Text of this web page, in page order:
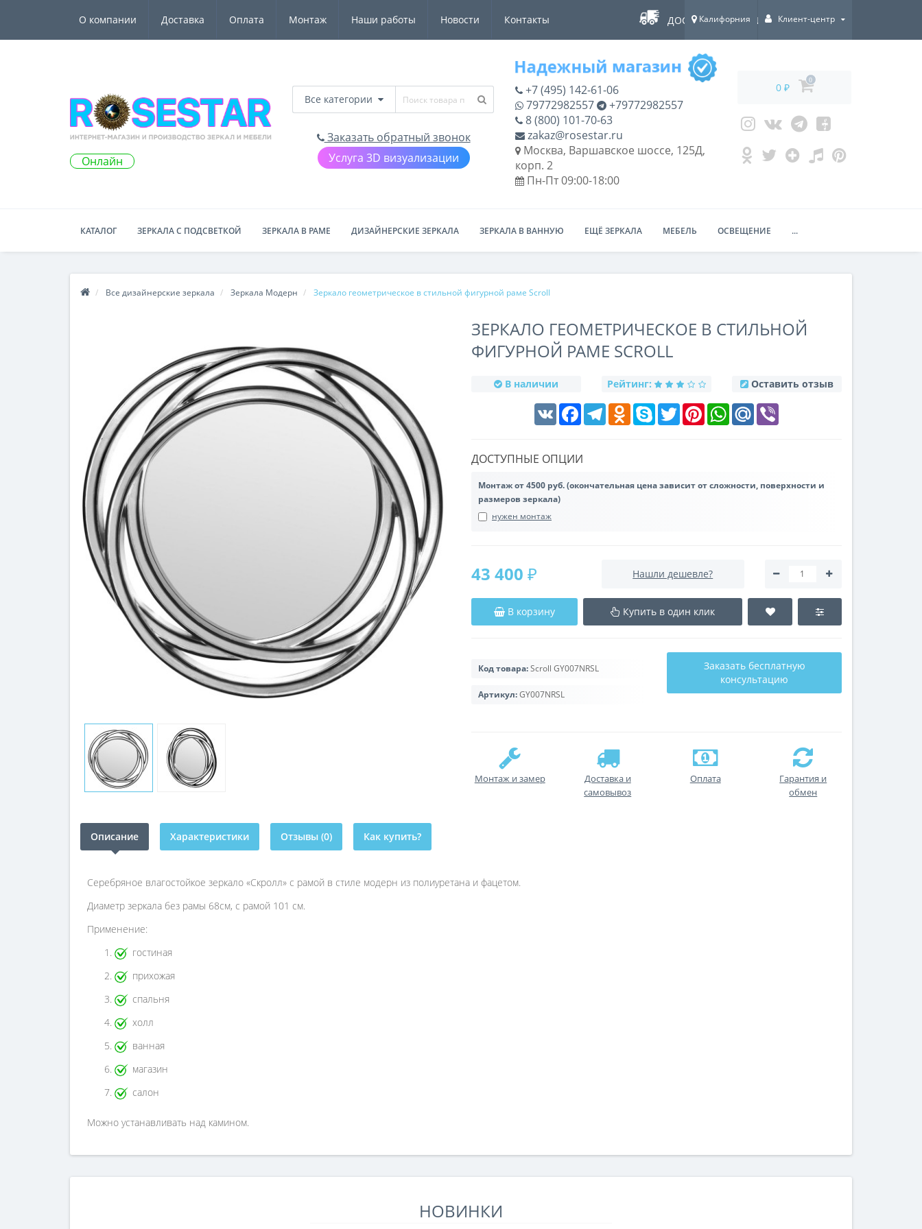
О компании Доставка Оплата Монтаж Наши работы Новости Контакты ДОСТАВКА ПО ВСЕЙ РОССИИ!
Калифорния Клиент-центр
Онлайн
Все категории
Заказать обратный звонок
Услуга 3D визуализации
+7 (495) 142-61-06
79772982557
+79772982557
8 (800) 101-70-63
zakaz@rosestar.ru
Москва, Варшавское шоссе, 125Д,
корп. 2
Пн-Пт 09:00-18:00
0 ₽
0
КАТАЛОГ ЗЕРКАЛА С ПОДСВЕТКОЙ ЗЕРКАЛА В РАМЕ ДИЗАЙНЕРСКИЕ ЗЕРКАЛА ЗЕРКАЛА В ВАННУЮ ЕЩЁ ЗЕРКАЛА МЕБЕЛЬ ОСВЕЩЕНИЕ ...
Все дизайнерские зеркала Зеркала Модерн Зеркало геометрическое в стильной фигурной раме Scroll
ЗЕРКАЛО ГЕОМЕТРИЧЕСКОЕ В СТИЛЬНОЙ
ФИГУРНОЙ РАМЕ SCROLL
В наличии Рейтинг: Оставить отзыв
VK FacebookTelegramOdnoklassniki
Skype Twitter PinterestWhatsAppMail.Ru
ДОСТУПНЫЕ ОПЦИИ
Монтаж от 4500 руб. (окончательная цена зависит от сложности, поверхности и
размеров зеркала)
нужен монтаж
43 400 ₽ Нашли дешевле?
В корзину Купить в один клик
Код товара:Scroll GY007NRSL
Артикул:GY007NRSL
Заказать бесплатную
консультацию
Монтаж и замер
Доставка и
самовывоз
Оплата
Гарантия и
обмен
Описание Характеристики Отзывы (0) Как купить?
Серебряное влагостойкое зеркало «Скролл» с рамой в стиле модерн из полиуретана и фацетом.
Диаметр зеркала без рамы 68см, с рамой 101 см.
Применение:
гостиная
прихожая
спальня
холл
ванная
магазин
салон
Можно устанавливать над камином.
НОВИНКИ